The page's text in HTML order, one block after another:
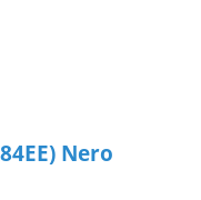
Nero